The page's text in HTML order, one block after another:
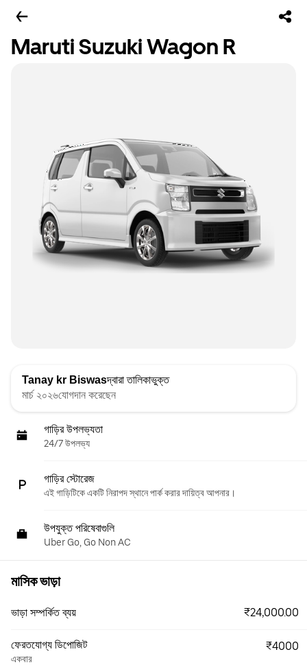
Maruti Suzuki Wagon R
Tanay kr Biswasদ্বারা তালিকাভুক্ত
মার্চ ২০২৬যোগদান করেছেন
গাড়ির উপলভ্যতা
24/7 উপলভ্য
গাড়ির স্টোরেজ
এই গাড়িটিকে একটি নিরাপদ স্থানে পার্ক করার দায়িত্ব আপনার।
উপযুক্ত পরিষেবাগুলি
Uber Go, Go Non AC
মাসিক ভাড়া
ভাড়া সম্পর্কিত ব্যয় ₹24,000.00
ফেরতযোগ্য ডিপোজিট
একবার
₹4000